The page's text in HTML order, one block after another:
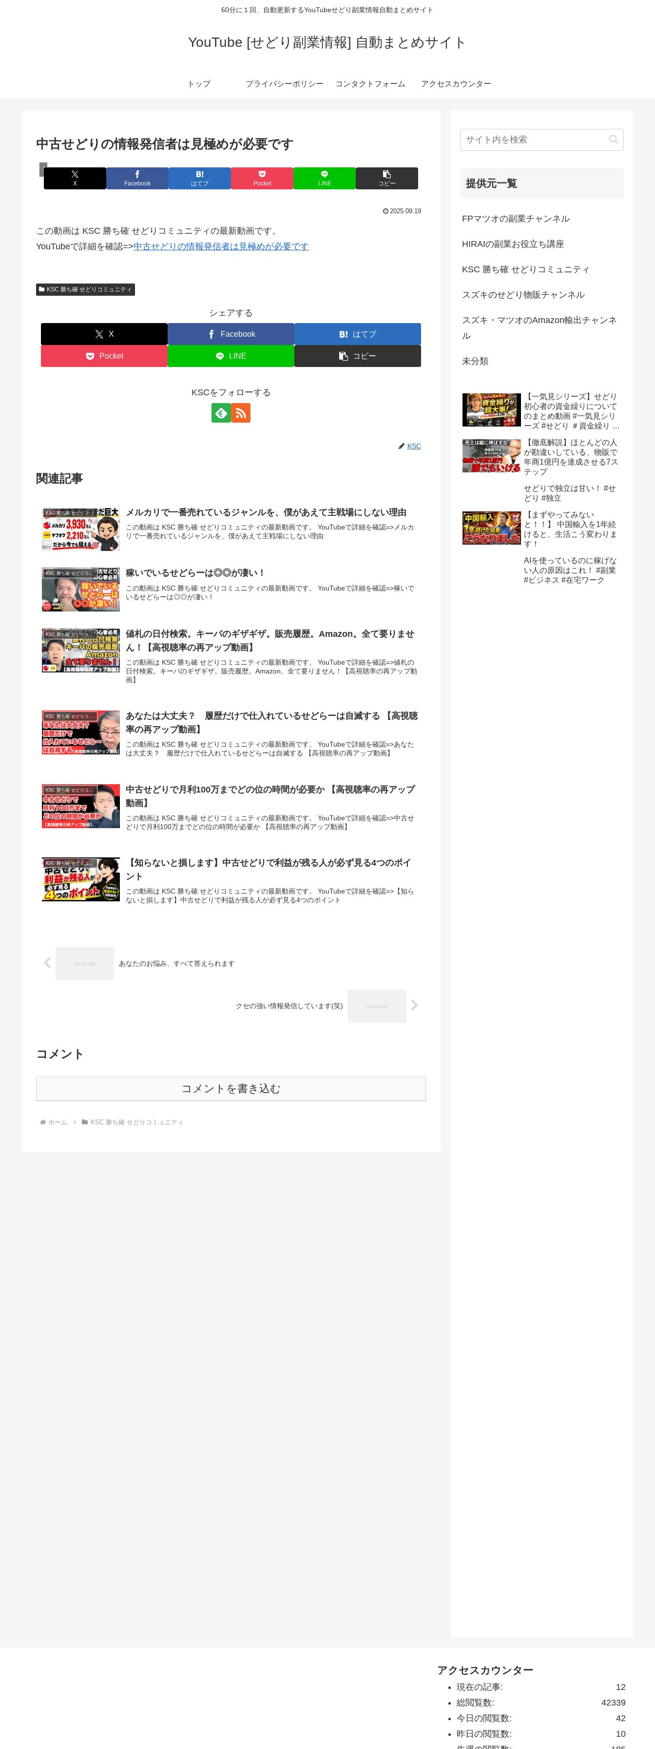
60分に１回、自動更新するYouTubeせどり副業情報自動まとめサイト
YouTube [せどり副業情報] 自動まとめサイト
トップ プライバシーポリシー コンタクトフォーム アクセスカウンター
中古せどりの情報発信者は見極めが必要です
KSC 勝ち確 せどりコミュニティ
X Facebook はてブ Pocket LINE コピー
2025.09.19
この動画は KSC 勝ち確 せどりコミュニティの最新動画です。
YouTubeで詳細を確認=>中古せどりの情報発信者は見極めが必要です
KSC 勝ち確 せどりコミュニティ
シェアする
X Facebook はてブ
Pocket LINE コピー
KSCをフォローする
KSC
関連記事
KSC 勝ち確 せどりコミュニティ メルカリで一番売れているジャンルを、僕があえて主戦場にしない理由
この動画は KSC 勝ち確 せどりコミュニティの最新動画です。 YouTubeで詳細を確認=>メルカ
リで一番売れているジャンルを、僕があえて主戦場にしない理由
KSC 勝ち確 せどりコミュニティ 稼いでいるせどらーは◎◎が凄い！
この動画は KSC 勝ち確 せどりコミュニティの最新動画です。 YouTubeで詳細を確認=>稼いで
いるせどらーは◎◎が凄い！
KSC 勝ち確 せどりコミュニティ
値札の日付検索。キーパのギザギザ。販売履歴。Amazon。全て要りませ
ん！【高視聴率の再アップ動画】
この動画は KSC 勝ち確 せどりコミュニティの最新動画です。 YouTubeで詳細を確認=>値札の
日付検索。キーパのギザギザ。販売履歴。Amazon。全て要りません！【高視聴率の再アップ動
画】
KSC 勝ち確 せどりコミュニティ
あなたは大丈夫？ 履歴だけで仕入れているせどらーは自滅する 【高視聴
率の再アップ動画】
この動画は KSC 勝ち確 せどりコミュニティの最新動画です。 YouTubeで詳細を確認=>あなた
は大丈夫？ 履歴だけで仕入れているせどらーは自滅する 【高視聴率の再アップ動画】
KSC 勝ち確 せどりコミュニティ
中古せどりで月利100万までどの位の時間が必要か 【高視聴率の再アップ
動画】
この動画は KSC 勝ち確 せどりコミュニティの最新動画です。 YouTubeで詳細を確認=>中古せ
どりで月利100万までどの位の時間が必要か 【高視聴率の再アップ動画】
KSC 勝ち確 せどりコミュニティ
【知らないと損します】中古せどりで利益が残る人が必ず見る4つのポイ
ント
この動画は KSC 勝ち確 せどりコミュニティの最新動画です。 YouTubeで詳細を確認=>【知ら
ないと損します】中古せどりで利益が残る人が必ず見る4つのポイント
あなたのお悩み、すべて答えられます
クセの強い情報発信しています(笑)
コメント
コメントを書き込む
ホーム KSC 勝ち確 せどりコミュニティ
提供元一覧
FPマツオの副業チャンネル
HIRAIの副業お役立ち講座
KSC 勝ち確 せどりコミュニティ
スズキのせどり物販チャンネル
スズキ・マツオのAmazon輸出チャンネ
ル
未分類
【一気見シリーズ】せどり
初心者の資金繰りについて
のまとめ動画 #一気見シリ
ーズ #せどり ＃資金繰り #
【徹底解説】ほとんどの人
が勘違いしている、物販で
年商1億円を達成させる7ス
テップ
せどりで独立は甘い！ #せ
どり #独立
【まずやってみない
と！！】 中国輸入を1年続
けると、生活こう変わりま
す！
AIを使っているのに稼げな
い人の原因はこれ！ #副業
#ビジネス #在宅ワーク
アクセスカウンター
12
現在の記事:
42339
総閲覧数:
42
今日の閲覧数:
10
昨日の閲覧数: